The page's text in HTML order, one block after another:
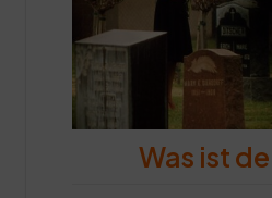
Was ist